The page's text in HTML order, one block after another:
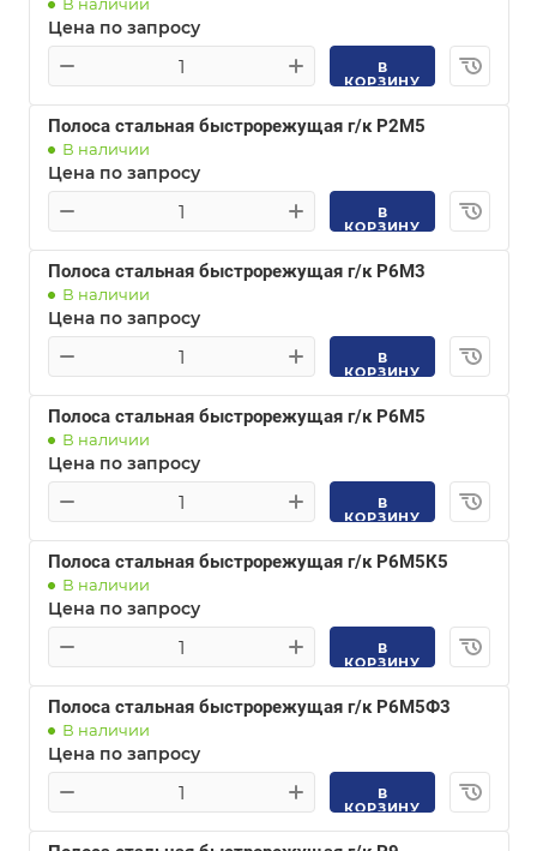
В наличии
Цена по запросу
В
КОРЗИНУ
Полоса стальная быстрорежущая г/к Р2М5
В наличии
Цена по запросу
В
КОРЗИНУ
Полоса стальная быстрорежущая г/к Р6М3
В наличии
Цена по запросу
В
КОРЗИНУ
Полоса стальная быстрорежущая г/к Р6М5
В наличии
Цена по запросу
В
КОРЗИНУ
Полоса стальная быстрорежущая г/к Р6М5К5
В наличии
Цена по запросу
В
КОРЗИНУ
Полоса стальная быстрорежущая г/к Р6М5Ф3
В наличии
Цена по запросу
В
КОРЗИНУ